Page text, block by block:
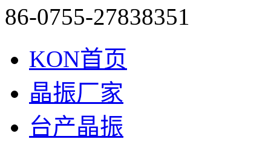
86-0755-27838351
KON首页
晶振厂家
台产晶振